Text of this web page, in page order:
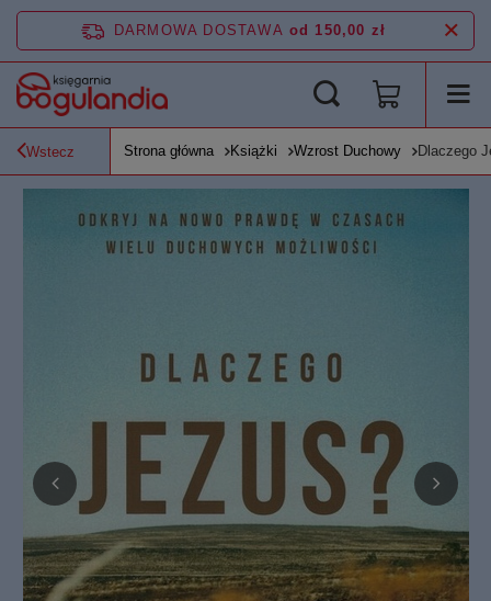
DARMOWA DOSTAWA od 150,00 zł
Wstecz Strona główna Książki Wzrost Duchowy Dlaczego